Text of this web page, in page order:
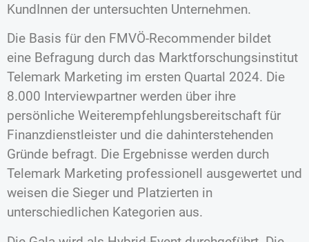
KundInnen der untersuchten Unternehmen.
Die Basis für den FMVÖ-Recommender bildet
eine Befragung durch das Marktforschungsinstitut
Telemark Marketing im ersten Quartal 2024. Die
8.000 Interviewpartner werden über ihre
persönliche Weiterempfehlungsbereitschaft für
Finanzdienstleister und die dahinterstehenden
Gründe befragt. Die Ergebnisse werden durch
Telemark Marketing professionell ausgewertet und
weisen die Sieger und Platzierten in
unterschiedlichen Kategorien aus.